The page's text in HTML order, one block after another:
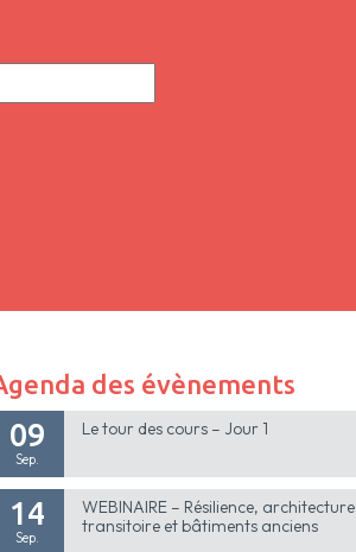
des évènements
09
Sep.
Le tour des cours – Jour 1
14
Sep.
WEBINAIRE – Résilience, architecture
transitoire et bâtiments anciens